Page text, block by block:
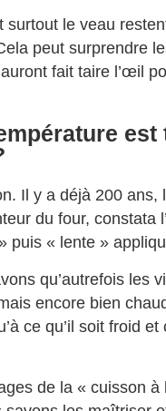
le veau
peut surprendre
fait taire l’œil
est
Il y a déjà 200 ans,
du four, constata
puis « lente »
qu’autrefois les
encore bien
ce qu’il soit froid
de la « cuisson